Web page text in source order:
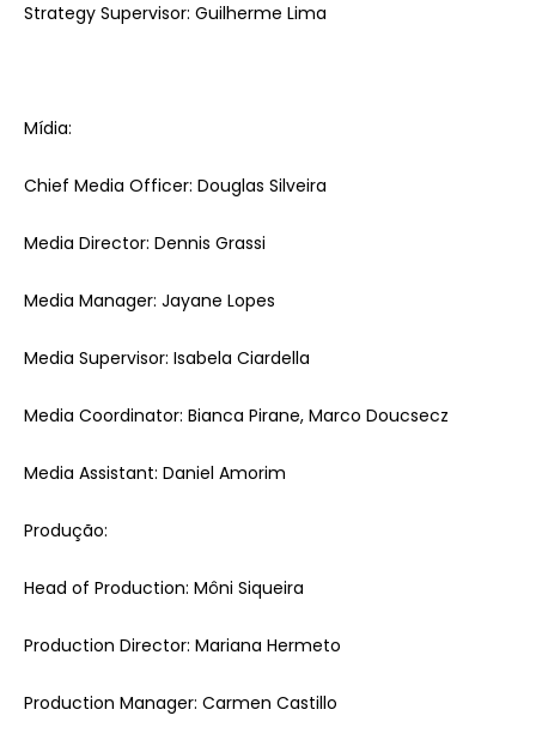
Strategy Supervisor: Guilherme Lima
Mídia:
Chief Media Officer: Douglas Silveira
Media Director: Dennis Grassi
Media Manager: Jayane Lopes
Media Supervisor: Isabela Ciardella
Media Coordinator: Bianca Pirane, Marco Doucsecz
Media Assistant: Daniel Amorim
Produção:
Head of Production: Môni Siqueira
Production Director: Mariana Hermeto
Production Manager: Carmen Castillo